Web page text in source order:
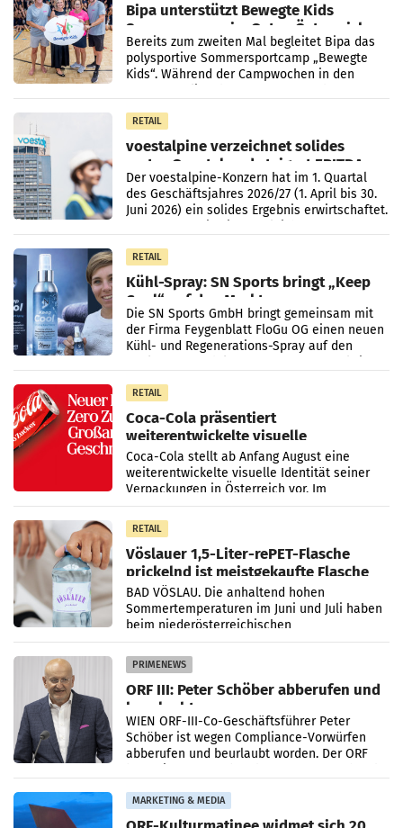
Bipa unterstützt Bewegte Kids
Sommercamps im Osten Österreichs
Bereits zum zweiten Mal begleitet Bipa das
polysportive Sommersportcamp „Bewegte
Kids“. Während der Campwochen in den
RETAIL
voestalpine verzeichnet solides
erstes Quartal und steigert EBITDA
Der voestalpine-Konzern hat im 1. Quartal
des Geschäftsjahres 2026/27 (1. April bis 30.
Juni 2026) ein solides Ergebnis erwirtschaftet.
RETAIL
Kühl-Spray: SN Sports bringt „Keep
Cool“ auf den Markt
Die SN Sports GmbH bringt gemeinsam mit
der Firma Feygenblatt FloGu OG einen neuen
Kühl- und Regenerations-Spray auf den
RETAIL
Coca-Cola präsentiert
weiterentwickelte visuelle
Markenidentität
Coca-Cola stellt ab Anfang August eine
weiterentwickelte visuelle Identität seiner
Verpackungen in Österreich vor. Im
Mittelpunkt des Redesigns stehen zentrale
Gestaltungselemente
RETAIL
Vöslauer 1,5-Liter-rePET-Flasche
prickelnd ist meistgekaufte Flasche
Österreichs
BAD VÖSLAU. Die anhaltend hohen
Sommertemperaturen im Juni und Juli haben
beim niederösterreichischen
Getränkehersteller Vöslauer zu deutlichen
Absatzzuwächsen geführt. Während
PRIMENEWS
ORF III: Peter Schöber abberufen und
beurlaubt
WIEN ORF-III-Co-Geschäftsführer Peter
Schöber ist wegen Compliance-Vorwürfen
abberufen und beurlaubt worden. Der ORF
MARKETING & MEDIA